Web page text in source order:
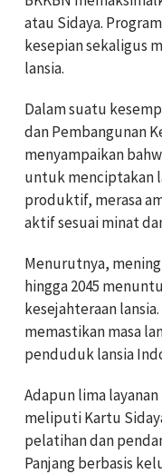
atau Sidaya.
kesepian sekaligus
lansia.
Dalam suatu
dan Pembangunan
menyampaikan
untuk menciptakan
produktif, merasa
aktif sesuai minat
Menurutnya,
hingga 2045
kesejahteraan
memastikan masa
penduduk lansia
Adapun lima
meliputi Kartu
pelatihan dan
Panjang berbasis